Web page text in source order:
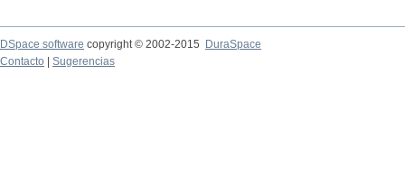
DSpace software copyright © 2002-2015
DuraSpace
Contacto
Sugerencias